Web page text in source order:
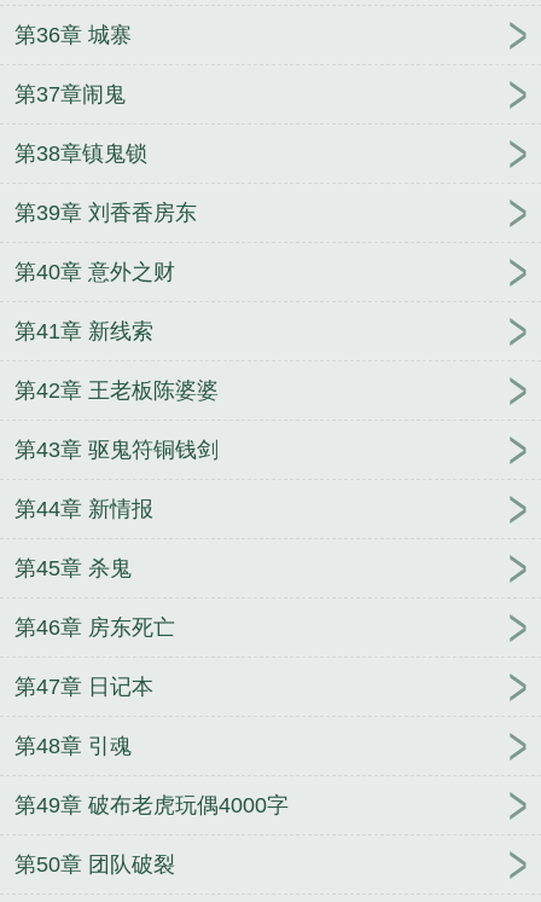
第36章 城寨
第37章闹鬼
第38章镇鬼锁
第39章 刘香香房东
第40章 意外之财
第41章 新线索
第42章 王老板陈婆婆
第43章 驱鬼符铜钱剑
第44章 新情报
第45章 杀鬼
第46章 房东死亡
第47章 日记本
第48章 引魂
第49章 破布老虎玩偶4000字
第50章 团队破裂